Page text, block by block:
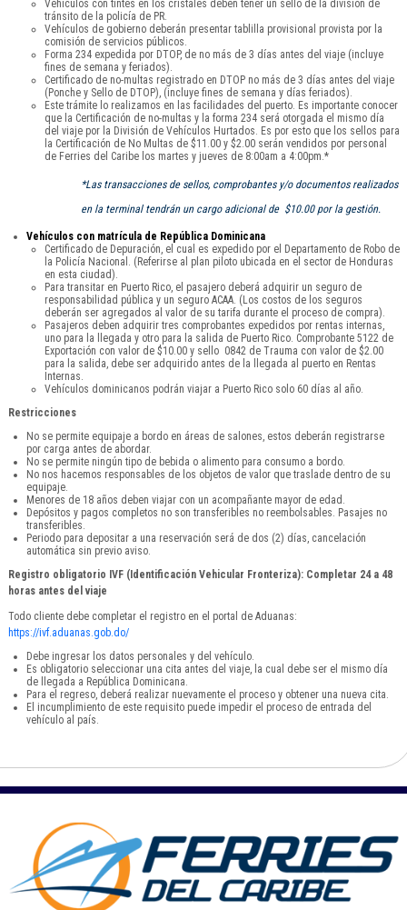
Vehículos con tintes en los cristales deben tener un sello de la división de
tránsito de la policía de PR.
Vehículos de gobierno deberán presentar tablilla provisional provista por la
comisión de servicios públicos.
Forma 234 expedida por DTOP, de no más de 3 días antes del viaje (incluye
fines de semana y feriados).
Certificado de no-multas registrado en DTOP no más de 3 días antes del viaje
(Ponche y Sello de DTOP), (incluye fines de semana y días feriados).
Este trámite lo realizamos en las facilidades del puerto. Es importante conocer
que la Certificación de no-multas y la forma 234 será otorgada el mismo día
del viaje por la División de Vehículos Hurtados. Es por esto que los sellos para
la Certificación de No Multas de $11.00 y $2.00 serán vendidos por personal
de Ferries del Caribe los martes y jueves de 8:00am a 4:00pm.*
*Las transacciones de sellos, comprobantes y/o documentos realizados
en la terminal tendrán un cargo adicional de $10.00 por la gestión.
Vehículos con matrícula de República Dominicana
Certificado de Depuración, el cual es expedido por el Departamento de Robo de
la Policía Nacional. (Referirse al plan piloto ubicada en el sector de Honduras
en esta ciudad).
Para transitar en Puerto Rico, el pasajero deberá adquirir un seguro de
responsabilidad pública y un seguro ACAA. (Los costos de los seguros
deberán ser agregados al valor de su tarifa durante el proceso de compra).
Pasajeros deben adquirir tres comprobantes expedidos por rentas internas,
uno para la llegada y otro para la salida de Puerto Rico. Comprobante 5122 de
Exportación con valor de $10.00 y sello 0842 de Trauma con valor de $2.00
para la salida, debe ser adquirido antes de la llegada al puerto en Rentas
Internas.
Vehículos dominicanos podrán viajar a Puerto Rico solo 60 días al año.
Restricciones
No se permite equipaje a bordo en áreas de salones, estos deberán registrarse
por carga antes de abordar.
No se permite ningún tipo de bebida o alimento para consumo a bordo.
No nos hacemos responsables de los objetos de valor que traslade dentro de su
equipaje.
Menores de 18 años deben viajar con un acompañante mayor de edad.
Depósitos y pagos completos no son transferibles no reembolsables. Pasajes no
transferibles.
Periodo para depositar a una reservación será de dos (2) días, cancelación
automática sin previo aviso.
Registro obligatorio IVF (Identificación Vehicular Fronteriza): Completar 24 a 48
horas antes del viaje
Todo cliente debe completar el registro en el portal de Aduanas:
https://ivf.aduanas.gob.do/
Debe ingresar los datos personales y del vehículo.
Es obligatorio seleccionar una cita antes del viaje, la cual debe ser el mismo día
de llegada a República Dominicana.
Para el regreso, deberá realizar nuevamente el proceso y obtener una nueva cita.
El incumplimiento de este requisito puede impedir el proceso de entrada del
vehículo al país.